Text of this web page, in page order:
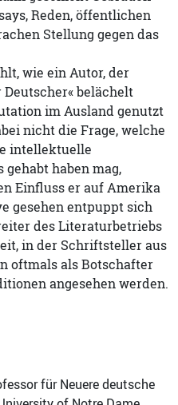
Reden, öffentlichen
Stellung gegen das
wie ein Autor, der
belächelt
im Ausland genutzt
nicht die Frage, welche
intellektuelle
haben mag,
Einfluss er auf Amerika
gesehen entpuppt sich
des Literaturbetriebs
in der Schriftsteller aus
oftmals als Botschafter
angesehen werden.
für Neuere deutsche